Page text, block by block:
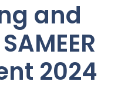
and
2024